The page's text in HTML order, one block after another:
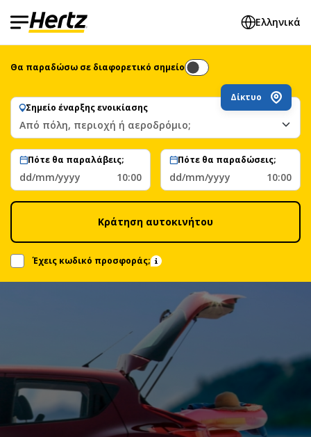
Ελληνικά
Θα παραδώσω σε διαφορετικό σημείο
Σημείο έναρξης ενοικίασης
Δίκτυο
Από πόλη, περιοχή ή αεροδρόμιο;
Πότε θα παραλάβεις;
dd/mm/yyyy 10:00
Πότε θα παραδώσεις;
dd/mm/yyyy 10:00
Κράτηση αυτοκινήτου
Έχεις κωδικό προσφοράς;